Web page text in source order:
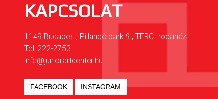
KAPCSOLAT
1149 Budapest, Pillangó park 9., TERC Irodaház
Tel: 222-2753
info@juniorartcenter.hu
FACEBOOK INSTAGRAM